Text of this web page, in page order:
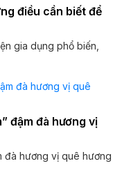
điều cần biết để
gia dụng phổ biến,
đậm đà hương vị
đà hương vị quê hương